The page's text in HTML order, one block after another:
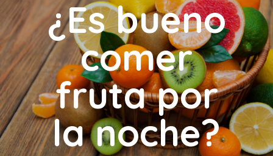
¿Es bueno
comer
fruta por
la noche?